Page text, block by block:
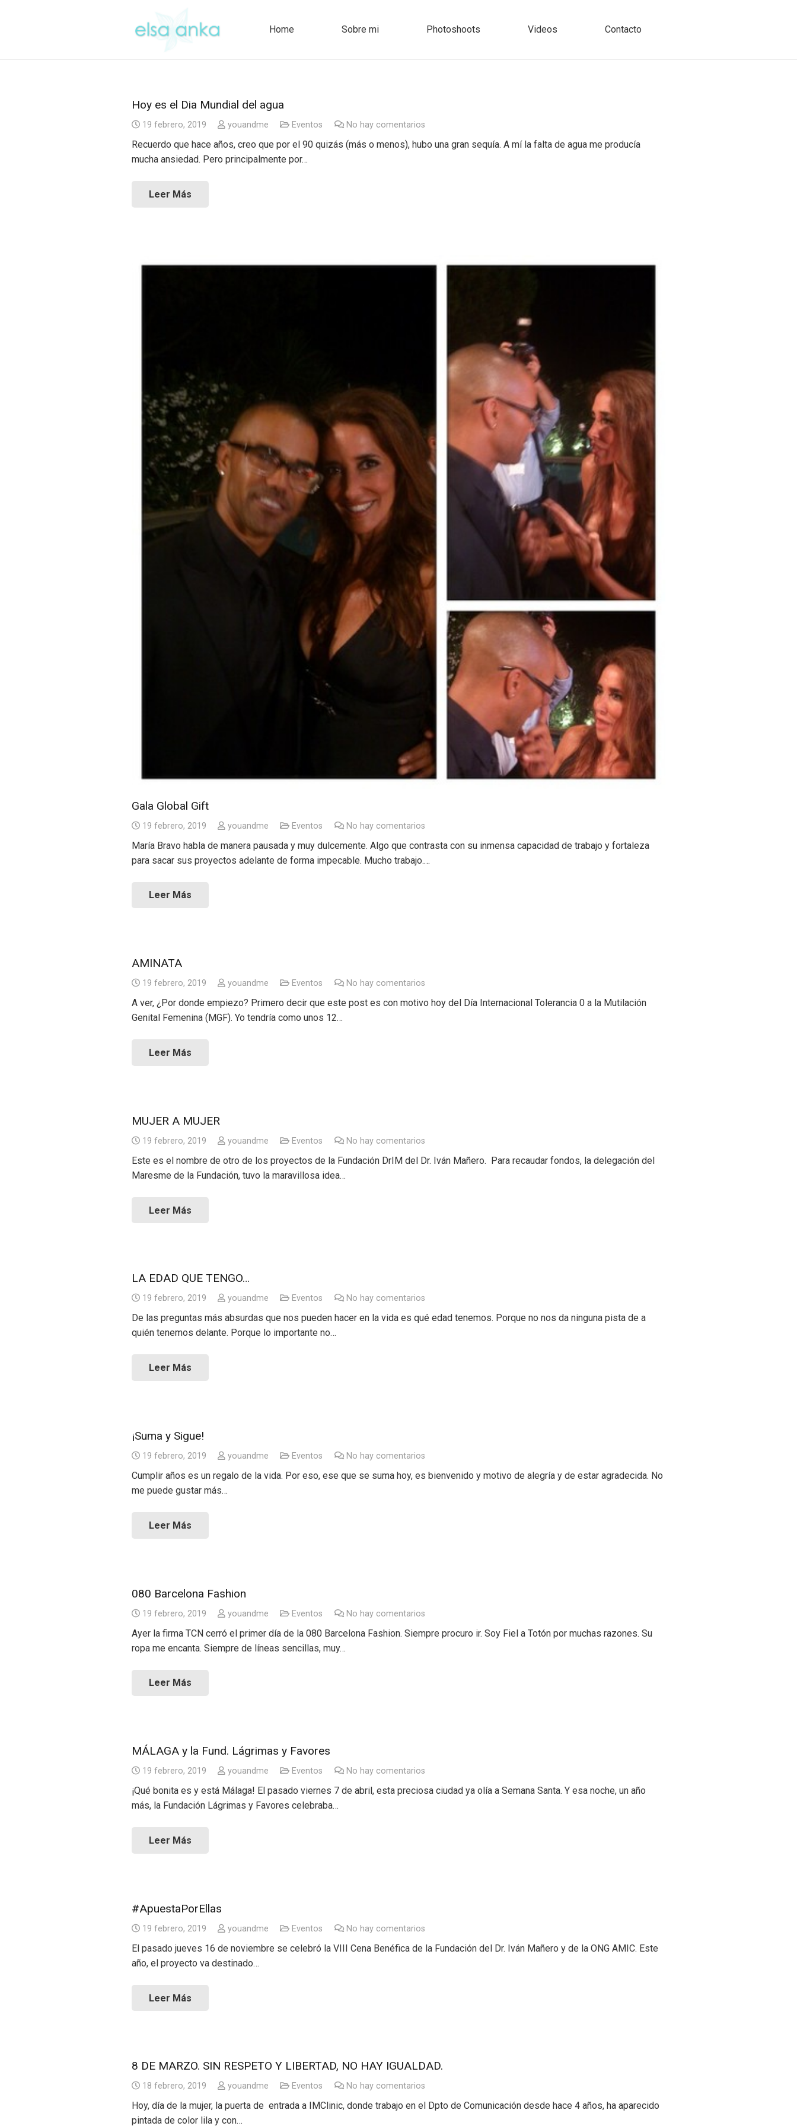
Home Sobre mi Photoshoots Videos Contacto
Hoy es el Dia Mundial del agua
19 febrero, 2019 youandme Eventos No hay comentarios
Recuerdo que hace años, creo que por el 90 quizás (más o menos), hubo una gran sequía. A mí la falta de agua me producía
mucha ansiedad. Pero principalmente por…
Leer Más
Gala Global Gift
19 febrero, 2019 youandme Eventos No hay comentarios
María Bravo habla de manera pausada y muy dulcemente. Algo que contrasta con su inmensa capacidad de trabajo y fortaleza
para sacar sus proyectos adelante de forma impecable. Mucho trabajo.…
Leer Más
AMINATA
19 febrero, 2019 youandme Eventos No hay comentarios
A ver, ¿Por donde empiezo? Primero decir que este post es con motivo hoy del Día Internacional Tolerancia 0 a la Mutilación
Genital Femenina (MGF). Yo tendría como unos 12…
Leer Más
MUJER A MUJER
19 febrero, 2019 youandme Eventos No hay comentarios
Este es el nombre de otro de los proyectos de la Fundación DrIM del Dr. Iván Mañero. Para recaudar fondos, la delegación del
Maresme de la Fundación, tuvo la maravillosa idea…
Leer Más
LA EDAD QUE TENGO…
19 febrero, 2019 youandme Eventos No hay comentarios
De las preguntas más absurdas que nos pueden hacer en la vida es qué edad tenemos. Porque no nos da ninguna pista de a
quién tenemos delante. Porque lo importante no…
Leer Más
¡Suma y Sigue!
19 febrero, 2019 youandme Eventos No hay comentarios
Cumplir años es un regalo de la vida. Por eso, ese que se suma hoy, es bienvenido y motivo de alegría y de estar agradecida. No
me puede gustar más…
Leer Más
080 Barcelona Fashion
19 febrero, 2019 youandme Eventos No hay comentarios
Ayer la firma TCN cerró el primer día de la 080 Barcelona Fashion. Siempre procuro ir. Soy Fiel a Totón por muchas razones. Su
ropa me encanta. Siempre de líneas sencillas, muy…
Leer Más
MÁLAGA y la Fund. Lágrimas y Favores
19 febrero, 2019 youandme Eventos No hay comentarios
¡Qué bonita es y está Málaga! El pasado viernes 7 de abril, esta preciosa ciudad ya olía a Semana Santa. Y esa noche, un año
más, la Fundación Lágrimas y Favores celebraba…
Leer Más
#ApuestaPorEllas
19 febrero, 2019 youandme Eventos No hay comentarios
El pasado jueves 16 de noviembre se celebró la VIII Cena Benéfica de la Fundación del Dr. Iván Mañero y de la ONG AMIC. Este
año, el proyecto va destinado…
Leer Más
8 DE MARZO. SIN RESPETO Y LIBERTAD, NO HAY IGUALDAD.
18 febrero, 2019 youandme Eventos No hay comentarios
Hoy, día de la mujer, la puerta de entrada a IMClinic, donde trabajo en el Dpto de Comunicación desde hace 4 años, ha aparecido
pintada de color lila y con…